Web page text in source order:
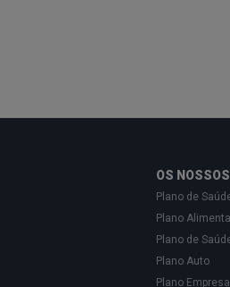
OS
Plano de
Plano
Plano de
Plano Auto
Plano